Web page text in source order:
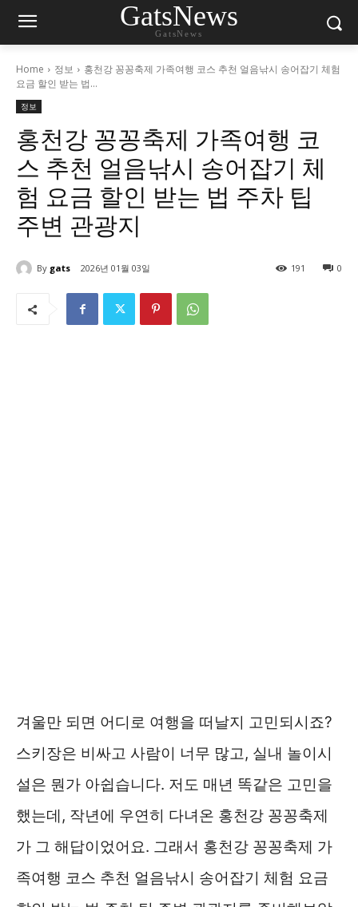
GatsNews
GatsNews
Home 정보
홍천강 꽁꽁축제 가족여행 코스 추천 얼음낚시 송어잡기 체험
요금 할인 받는 법...
정보
홍천강 꽁꽁축제 가족여행 코
스 추천 얼음낚시 송어잡기 체
험 요금 할인 받는 법 주차 팁
주변 관광지
By gats 2026년 01월 03일 0
191
겨울만 되면 어디로 여행을 떠날지 고민되시죠?
스키장은 비싸고 사람이 너무 많고, 실내 놀이시
설은 뭔가 아쉽습니다. 저도 매년 똑같은 고민을
했는데, 작년에 우연히 다녀온 홍천강 꽁꽁축제
가 그 해답이었어요. 그래서 홍천강 꽁꽁축제 가
족여행 코스 추천 얼음낚시 송어잡기 체험 요금